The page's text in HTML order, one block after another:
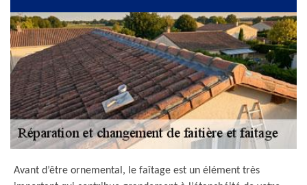
Avant d’être ornemental, le faîtage est un élément très